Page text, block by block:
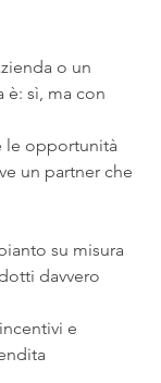
o un
è: sì, ma con
le opportunità
un partner che
su misura
davvero
e